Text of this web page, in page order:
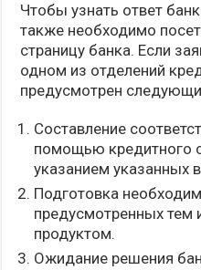
Чтобы узнать ответ
также необходимо
страницу банка. Если
одном из отделений
предусмотрен
Составление
помощью кредитного
указанием указанных
Подготовка
предусмотренных
продуктом.
Ожидание решения